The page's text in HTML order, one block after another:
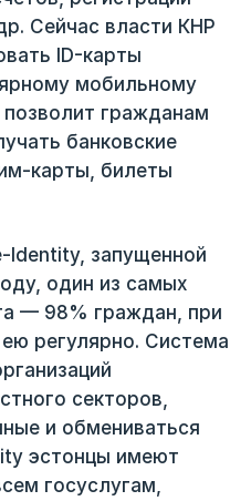
Сейчас власти КНР
ID-карты
мобильному
гражданам
банковские
карты, билеты
Identity, запущенной
один из самых
— 98% граждан, при
ею регулярно. Система
секторов,
и обмениваться
эстонцы имеют
госуслугам,